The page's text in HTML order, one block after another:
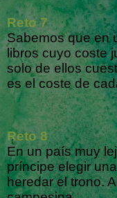
Reto 7
Sabemos que en
libros cuyo coste
solo de ellos
es el coste de
Reto 8
En un país muy
príncipe elegir
heredar el trono.